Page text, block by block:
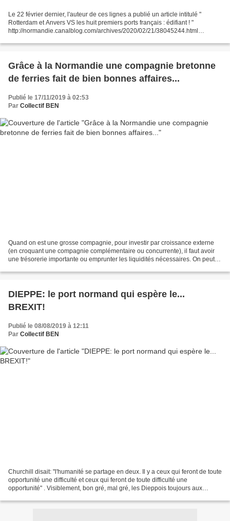
Le 22 février dernier, l'auteur de ces lignes a publié un article intitulé "
Rotterdam et Anvers VS les huit premiers ports français : édifiant ! "
http://normandie.canalblog.com/archives/2020/02/21/38045244.html
Grâce à la Normandie une compagnie bretonne
de ferries fait de bien bonnes affaires...
Publié le 17/11/2019 à 02:53
Par Collectif BEN
Quand on est une grosse compagnie, pour investir par croissance externe
(en croquant une compagnie complémentaire ou concurrente), il faut avoir
une trésorerie importante ou emprunter les liquidités nécessaires. On peut
DIEPPE: le port normand qui espère le...
BREXIT!
Publié le 08/08/2019 à 12:11
Par Collectif BEN
Churchill disait: "l'humanité se partage en deux. Il y a ceux qui feront de toute
opportunité une difficulté et ceux qui feront de toute difficulté une
opportunité" . Visiblement, bon gré, mal gré, les Dieppois toujours aux